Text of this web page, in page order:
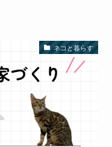
ネコと暮らす